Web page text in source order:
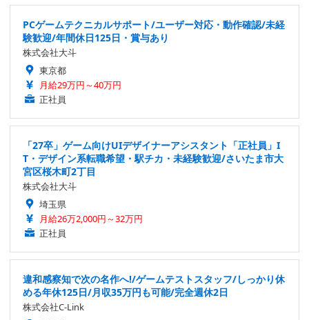
PCゲームテクニカルサポート/ユーザー対応・動作確認/未経
験歓迎/年間休日125日・賞与あり
株式会社大斗
東京都
月給29万円～40万円
正社員
「27卒」ゲーム向けUIデザイナーアシスタント「正社員」I
T・デザイン系転職希望・駅チカ・未経験歓迎/さいたま市大
宮区桜木町2丁目
株式会社大斗
埼玉県
月給26万2,000円～32万円
正社員
違和感察知で次の名作へ!/ゲームテストスタッフ/しっかり休
める年休125日/月収35万円も可能/完全週休2日
株式会社C-Link